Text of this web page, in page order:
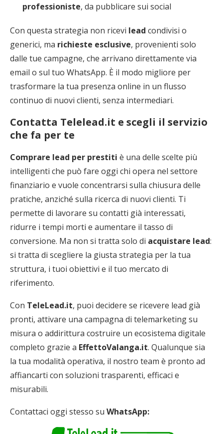
professioniste, da pubblicare sui social
Con questa strategia non ricevi lead condivisi o
generici, ma richieste esclusive, provenienti solo
dalle tue campagne, che arrivano direttamente via
email o sul tuo WhatsApp. È il modo migliore per
trasformare la tua presenza online in un flusso
continuo di nuovi clienti, senza intermediari.
Contatta Telelead.it e scegli il servizio
che fa per te
Comprare lead per prestiti è una delle scelte più
intelligenti che può fare oggi chi opera nel settore
finanziario e vuole concentrarsi sulla chiusura delle
pratiche, anziché sulla ricerca di nuovi clienti. Ti
permette di lavorare su contatti già interessati,
ridurre i tempi morti e aumentare il tasso di
conversione. Ma non si tratta solo di acquistare lead:
si tratta di scegliere la giusta strategia per la tua
struttura, i tuoi obiettivi e il tuo mercato di
riferimento.
Con TeleLead.it, puoi decidere se ricevere lead già
pronti, attivare una campagna di telemarketing su
misura o addirittura costruire un ecosistema digitale
completo grazie a EffettoValanga.it. Qualunque sia
la tua modalità operativa, il nostro team è pronto ad
affiancarti con soluzioni trasparenti, efficaci e
misurabili.
Contattaci oggi stesso su WhatsApp: